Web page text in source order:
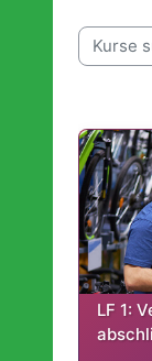
Kurse
Kurs:
LF 1: